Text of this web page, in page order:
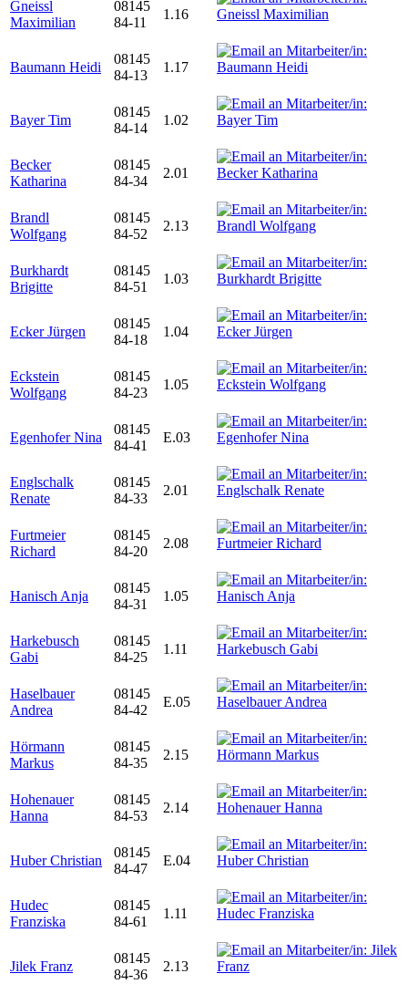
Gneissl
Maximilian
08145
84-11
1.16
Baumann Heidi
08145
84-13
1.17
Bayer Tim
08145
84-14
1.02
Becker
Katharina
08145
84-34
2.01
Brandl
Wolfgang
08145
84-52
2.13
Burkhardt
Brigitte
08145
84-51
1.03
Ecker Jürgen
08145
84-18
1.04
Eckstein
Wolfgang
08145
84-23
1.05
Egenhofer Nina
08145
84-41
E.03
Englschalk
Renate
08145
84-33
2.01
Furtmeier
Richard
08145
84-20
2.08
Hanisch Anja
08145
84-31
1.05
Harkebusch
Gabi
08145
84-25
1.11
Haselbauer
Andrea
08145
84-42
E.05
Hörmann
Markus
08145
84-35
2.15
Hohenauer
Hanna
08145
84-53
2.14
Huber Christian
08145
84-47
E.04
Hudec
Franziska
08145
84-61
1.11
Jilek Franz
08145
84-36
2.13